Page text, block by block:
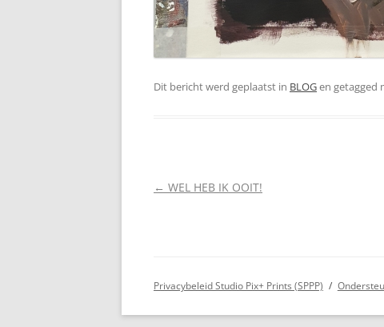
Dit bericht werd geplaatst in BLOGen getagged
Berichtnavigatie
← WEL HEB IK OOIT!
Privacybeleid Studio Pix+ Prints (SPPP)